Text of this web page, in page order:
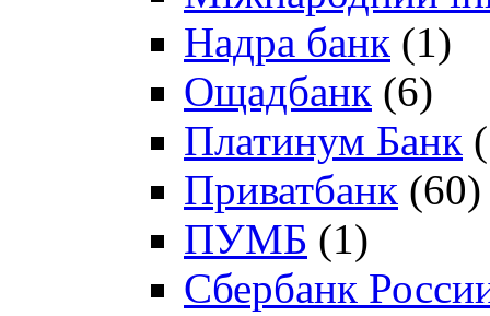
Надра банк (1)
Ощадбанк (6)
Платинум Банк
Приватбанк (60)
ПУМБ (1)
Сбербанк